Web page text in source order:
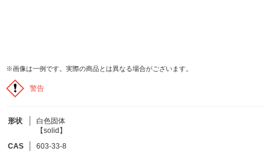
カタログコードで検索
化学式で検索
※画像は一例です。実際の商品とは異なる場合がございます。
警告
形状
白色固体
【solid】
CAS
603-33-8